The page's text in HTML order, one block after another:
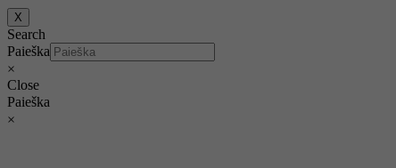
X
Search
Paieška
×
Close
Paieška
×